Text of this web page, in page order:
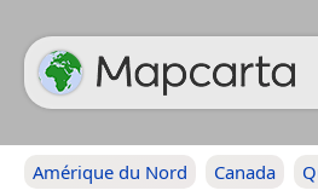
Amérique du Nord Canada